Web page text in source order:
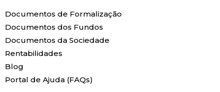
Documentos de Formalização
Documentos dos Fundos
Documentos da Sociedade
Rentabilidades
Blog
Portal de Ajuda (FAQs)